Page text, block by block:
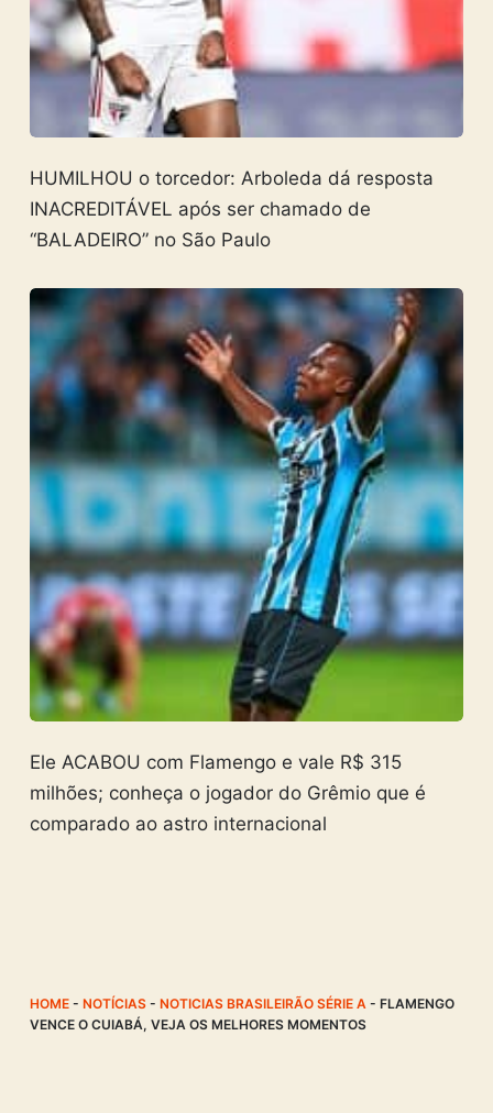
HUMILHOU o torcedor: Arboleda dá resposta
INACREDITÁVEL após ser chamado de
“BALADEIRO” no São Paulo
Ele ACABOU com Flamengo e vale R$ 315
milhões; conheça o jogador do Grêmio que é
comparado ao astro internacional
HOME- NOTÍCIAS- NOTICIAS BRASILEIRÃO SÉRIE A- FLAMENGO
VENCE O CUIABÁ, VEJA OS MELHORES MOMENTOS